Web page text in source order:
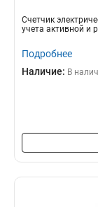
Счетчик
учета активной и
Подробнее
Наличие: В